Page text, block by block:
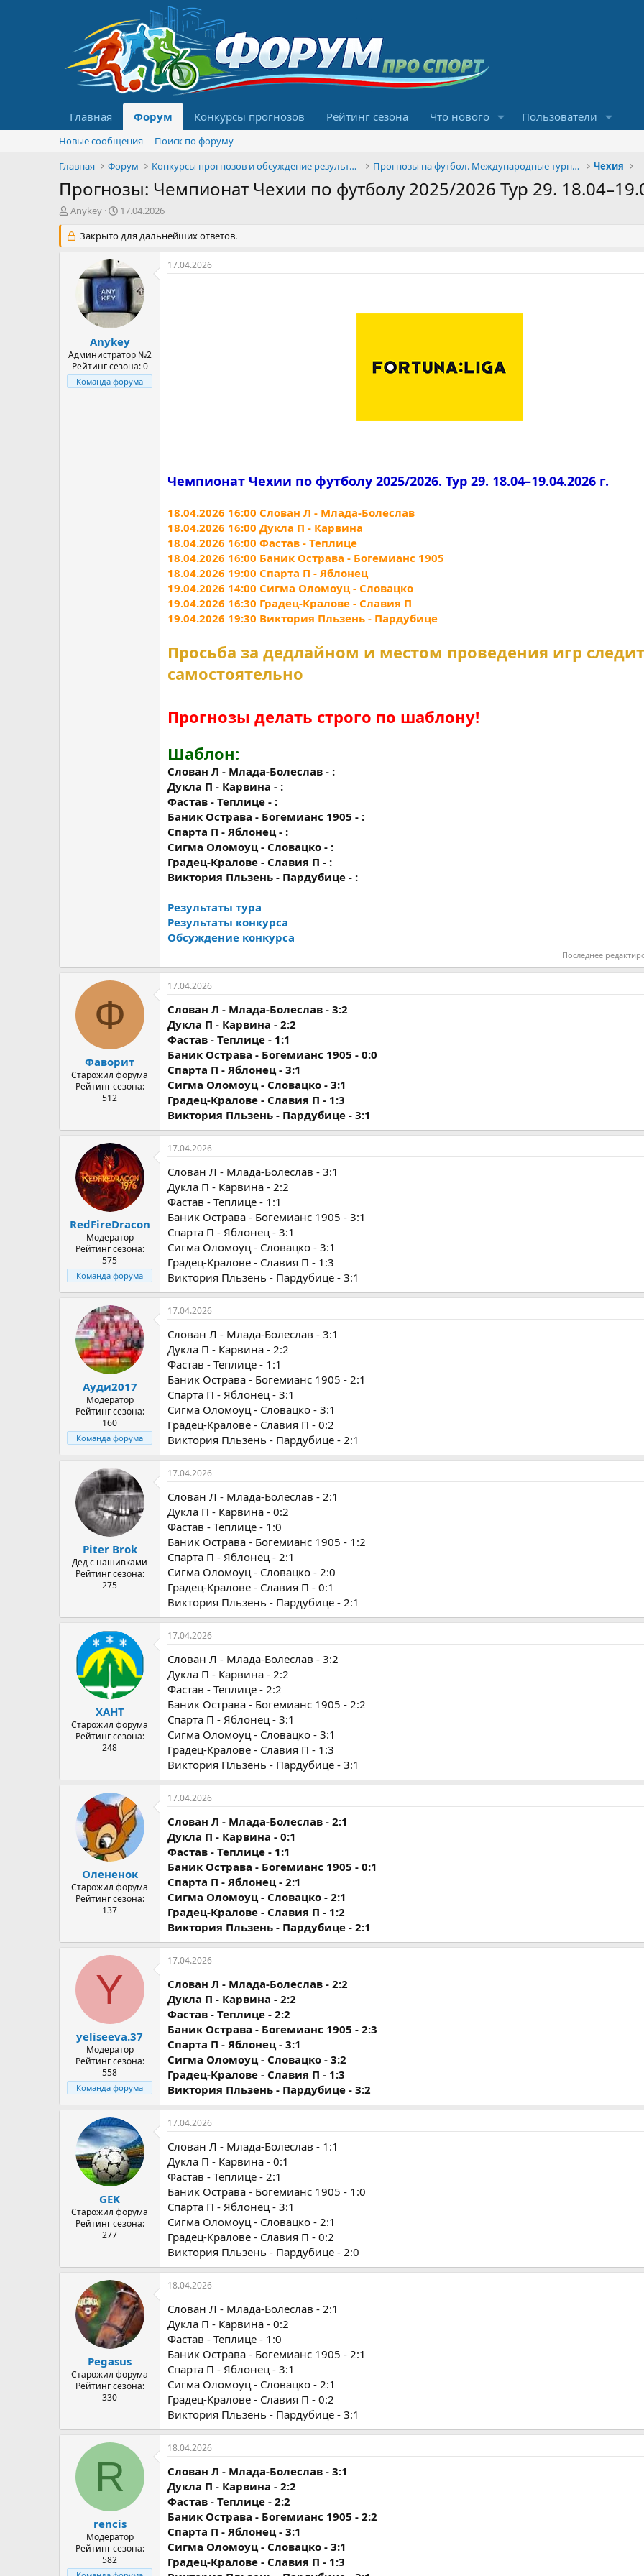
Главная Форум Конкурсы прогнозов Рейтинг сезона Что нового Пользователи
Новые сообщения
Поиск по форуму
Главная
Форум Конкурсы прогнозов и обсуждение результатов Прогнозы на футбол. Международные турниры Чехия
Прогнозы: Чемпионат Чехии по футболу 2025/2026 Тур 29.
А
т
о
Anykey
Д
т
а
н
а
ч
а
л
а
17.04.2026
Закрыто для дальнейших ответов.
Anykey
Администратор №2
Рейтинг сезона: 0
Команда форума
17.04.2026
Чемпионат Чехии по футболу 2025/2026. Тур 29. 18.04–19.04.2026 г.
18.04.2026 16:00 Слован Л - Млада-Болеслав
18.04.2026 16:00 Дукла П - Карвина
18.04.2026 16:00 Фастав - Теплице
18.04.2026 16:00 Баник Острава - Богемианс 1905
18.04.2026 19:00 Спарта П - Яблонец
19.04.2026 14:00 Сигма Оломоуц - Словацко
19.04.2026 16:30 Градец-Кралове - Славия П
19.04.2026 19:30 Виктория Пльзень - Пардубице
Просьба за дедлайном и местом проведения игр
самостоятельно
Прогнозы делать строго по шаблону!
Шаблон:
Слован Л - Млада-Болеслав - :
Дукла П - Карвина - :
Фастав - Теплице - :
Баник Острава - Богемианс 1905 - :
Спарта П - Яблонец - :
Сигма Оломоуц - Словацко - :
Градец-Кралове - Славия П - :
Виктория Пльзень - Пардубице - :
Результаты тура
Результаты конкурса
Обсуждение конкурса
Последнее
Ф
Фаворит
Старожил форума
Рейтинг сезона:
512
17.04.2026
Слован Л - Млада-Болеслав - 3:2
Дукла П - Карвина - 2:2
Фастав - Теплице - 1:1
Баник Острава - Богемианс 1905 - 0:0
Спарта П - Яблонец - 3:1
Сигма Оломоуц - Словацко - 3:1
Градец-Кралове - Славия П - 1:3
Виктория Пльзень - Пардубице - 3:1
RedFireDracon
Модератор
Рейтинг сезона:
575
Команда форума
17.04.2026
Слован Л - Млада-Болеслав - 3:1
Дукла П - Карвина - 2:2
Фастав - Теплице - 1:1
Баник Острава - Богемианс 1905 - 3:1
Спарта П - Яблонец - 3:1
Сигма Оломоуц - Словацко - 3:1
Градец-Кралове - Славия П - 1:3
Виктория Пльзень - Пардубице - 3:1
Ауди2017
Модератор
Рейтинг сезона:
160
Команда форума
17.04.2026
Слован Л - Млада-Болеслав - 3:1
Дукла П - Карвина - 2:2
Фастав - Теплице - 1:1
Баник Острава - Богемианс 1905 - 2:1
Спарта П - Яблонец - 3:1
Сигма Оломоуц - Словацко - 3:1
Градец-Кралове - Славия П - 0:2
Виктория Пльзень - Пардубице - 2:1
Piter Brok
Дед с нашивками
Рейтинг сезона:
275
17.04.2026
Слован Л - Млада-Болеслав - 2:1
Дукла П - Карвина - 0:2
Фастав - Теплице - 1:0
Баник Острава - Богемианс 1905 - 1:2
Спарта П - Яблонец - 2:1
Сигма Оломоуц - Словацко - 2:0
Градец-Кралове - Славия П - 0:1
Виктория Пльзень - Пардубице - 2:1
ХАНТ
Старожил форума
Рейтинг сезона:
248
17.04.2026
Слован Л - Млада-Болеслав - 3:2
Дукла П - Карвина - 2:2
Фастав - Теплице - 2:2
Баник Острава - Богемианс 1905 - 2:2
Спарта П - Яблонец - 3:1
Сигма Оломоуц - Словацко - 3:1
Градец-Кралове - Славия П - 1:3
Виктория Пльзень - Пардубице - 3:1
Олененок
Старожил форума
Рейтинг сезона:
137
17.04.2026
Слован Л - Млада-Болеслав - 2:1
Дукла П - Карвина - 0:1
Фастав - Теплице - 1:1
Баник Острава - Богемианс 1905 - 0:1
Спарта П - Яблонец - 2:1
Сигма Оломоуц - Словацко - 2:1
Градец-Кралове - Славия П - 1:2
Виктория Пльзень - Пардубице - 2:1
Y
yeliseeva.37
Модератор
Рейтинг сезона:
558
Команда форума
17.04.2026
Слован Л - Млада-Болеслав - 2:2
Дукла П - Карвина - 2:2
Фастав - Теплице - 2:2
Баник Острава - Богемианс 1905 - 2:3
Спарта П - Яблонец - 3:1
Сигма Оломоуц - Словацко - 3:2
Градец-Кралове - Славия П - 1:3
Виктория Пльзень - Пардубице - 3:2
GEK
Старожил форума
Рейтинг сезона:
277
17.04.2026
Слован Л - Млада-Болеслав - 1:1
Дукла П - Карвина - 0:1
Фастав - Теплице - 2:1
Баник Острава - Богемианс 1905 - 1:0
Спарта П - Яблонец - 3:1
Сигма Оломоуц - Словацко - 2:1
Градец-Кралове - Славия П - 0:2
Виктория Пльзень - Пардубице - 2:0
Pegasus
Старожил форума
Рейтинг сезона:
330
18.04.2026
Слован Л - Млада-Болеслав - 2:1
Дукла П - Карвина - 0:2
Фастав - Теплице - 1:0
Баник Острава - Богемианс 1905 - 2:1
Спарта П - Яблонец - 3:1
Сигма Оломоуц - Словацко - 2:1
Градец-Кралове - Славия П - 0:2
Виктория Пльзень - Пардубице - 3:1
R
rencis
Модератор
Рейтинг сезона:
582
18.04.2026
Слован Л - Млада-Болеслав - 3:1
Дукла П - Карвина - 2:2
Фастав - Теплице - 2:2
Баник Острава - Богемианс 1905 - 2:2
Спарта П - Яблонец - 3:1
Сигма Оломоуц - Словацко - 3:1
Градец-Кралове - Славия П - 1:3